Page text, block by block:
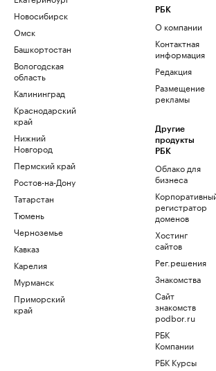
Новосибирск
Омск
Башкортостан
Вологодская
область
Калининград
Краснодарский
край
Нижний
Новгород
Пермский край
Ростов-на-Дону
Татарстан
Тюмень
Черноземье
Кавказ
Карелия
Мурманск
Приморский
край
РБК
О компании
Контактная
информация
Редакция
Размещение
рекламы
Другие
продукты
РБК
Облако для
бизнеса
регистратор
доменов
Хостинг
сайтов
Рег.решения
Знакомства
Сайт
знакомств
podbor.ru
РБК
Компании
РБК Курсы